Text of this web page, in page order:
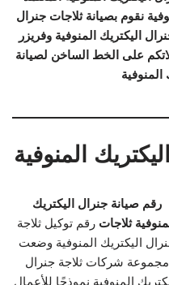
نقوم بصيانة ثلاجات جنرال
اليكتريك المنوفية وفريزر
على الخط الساخن لصيانة
المنوفية
المنوفية
رقم صيانة جنرال اليكتريك
ثلاجات رقم توكيل ثلاجة
اليكتريك المنوفية وضعت
مجموعة شركات ثلاجة جنرال
المنوفية نموذجًا للأعمال